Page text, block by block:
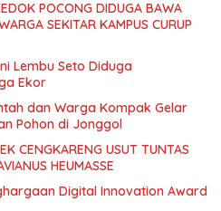
POCONG DIDUGA BAWA
SEKITAR KAMPUS CURUP
Lembu Seto Diduga
Ekor
dan Warga Kompak Gelar
Pohon di Jonggol
CENGKARENG USUT TUNTAS
HEUMASSE
Digital Innovation Award